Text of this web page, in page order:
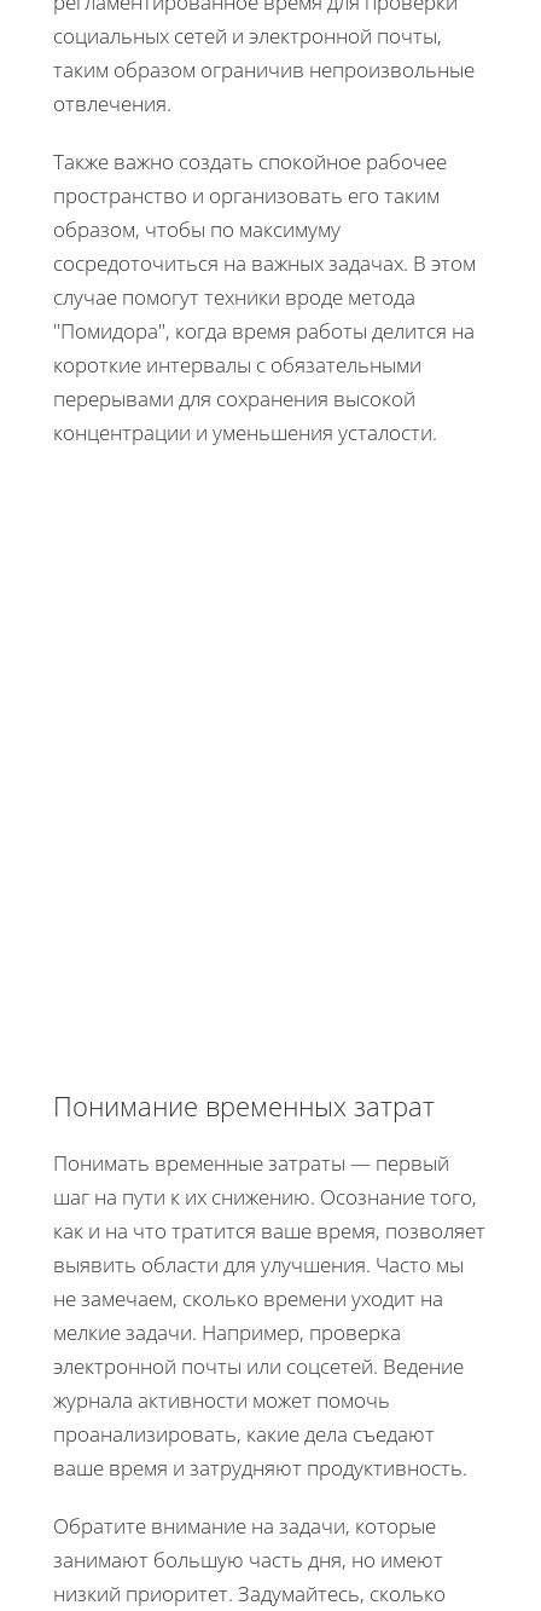
социальных сетей и электронной почты,
таким образом ограничив непроизвольные
отвлечения.
Также важно создать спокойное рабочее
пространство и организовать его таким
образом, чтобы по максимуму
сосредоточиться на важных задачах. В этом
случае помогут техники вроде метода
"Помидора", когда время работы делится на
короткие интервалы с обязательными
перерывами для сохранения высокой
концентрации и уменьшения усталости.
Понимание временных затрат
Понимать временные затраты — первый
шаг на пути к их снижению. Осознание того,
как и на что тратится ваше время, позволяет
выявить области для улучшения. Часто мы
не замечаем, сколько времени уходит на
мелкие задачи. Например, проверка
электронной почты или соцсетей. Ведение
журнала активности может помочь
проанализировать, какие дела съедают
ваше время и затрудняют продуктивность.
Обратите внимание на задачи, которые
занимают большую часть дня, но имеют
низкий приоритет. Задумайтесь, сколько